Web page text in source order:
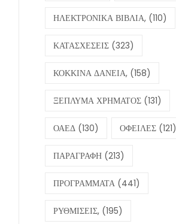
ΗΛΕΚΤΡΟΝΙΚΑ ΒΙΒΛΙΑ, (110)
ΚΑΤΑΣΧΕΣΕΙΣ (323)
ΚΟΚΚΙΝΑ ΔΑΝΕΙΑ, (158)
ΞΕΠΛΥΜΑ ΧΡΗΜΑΤΟΣ (131)
ΟΑΕΔ (130) ΟΦΕΙΛΕΣ (121)
ΠΑΡΑΓΡΑΦΗ (213)
ΠΡΟΓΡΑΜΜΑΤΑ (441)
ΡΥΘΜΙΣΕΙΣ, (195)